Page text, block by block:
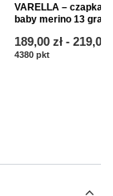
VARELLA – czapka
baby merino 13
od
189,00 zł - do
219,00
4380 pkt